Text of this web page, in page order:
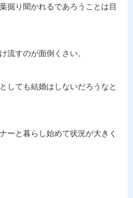
掘り聞かれるであろうことは目
流すのが面倒くさい。
しても結婚はしないだろうなと
ーと暮らし始めて状況が大きく